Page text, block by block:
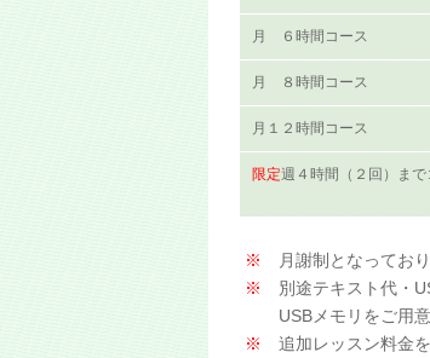
月 ６時間コース
月 ８時間コース
月１２時間コース
限定週４時間（２回）まで
※
月謝制となっており
※
別途テキスト代・
USBメモリをご用意
※
追加レッスン料金を